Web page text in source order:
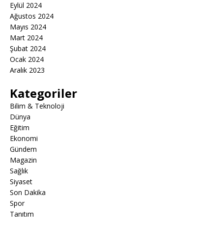
Eylül 2024
Ağustos 2024
Mayıs 2024
Mart 2024
Şubat 2024
Ocak 2024
Aralık 2023
Kategoriler
Bilim & Teknoloji
Dünya
Eğitim
Ekonomi
Gündem
Magazin
Sağlık
Siyaset
Son Dakika
Spor
Tanıtım